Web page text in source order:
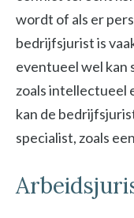
wordt of als er
bedrijfsjurist is
eventueel wel kan
zoals intellectueel
kan de
specialist, zoals